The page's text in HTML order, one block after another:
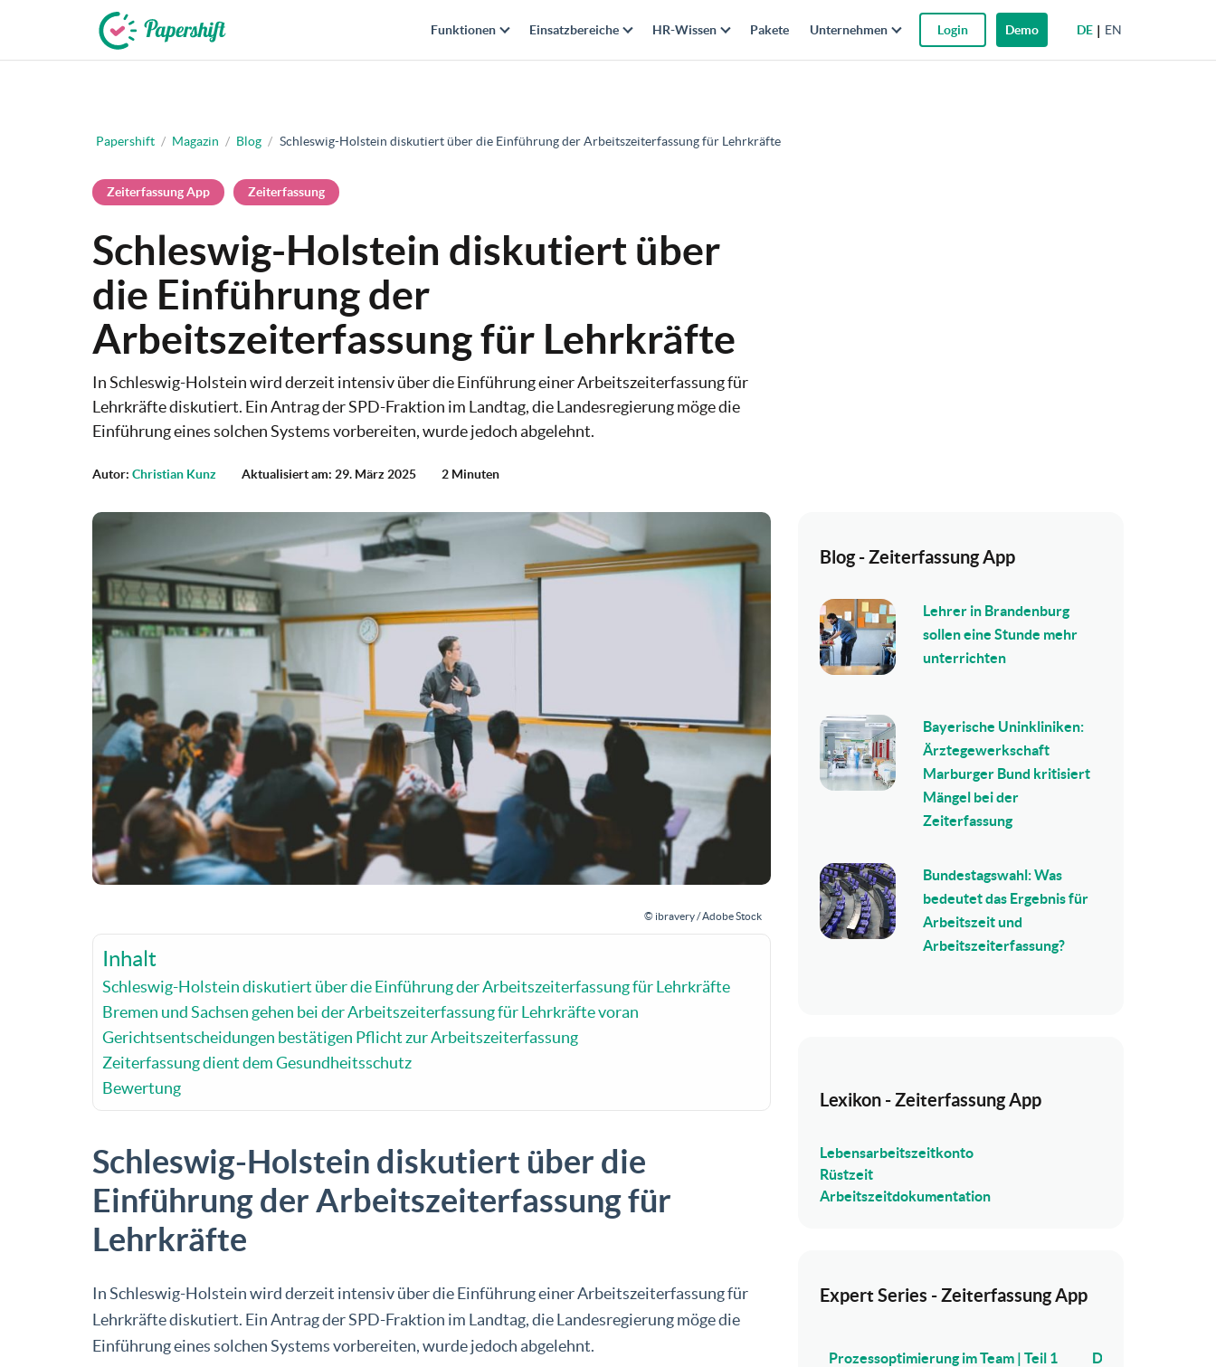
DE EN
Funktionen Einsatzbereiche HR-Wissen Pakete Unternehmen Login Demo
Papershift / Magazin / Blog / Schleswig-Holstein diskutiert über die Einführung der Arbeitszeiterfassung für Lehrkräfte
Zeiterfassung App Zeiterfassung
Schleswig-Holstein diskutiert über
die Einführung der
Arbeitszeiterfassung für Lehrkräfte
​In Schleswig-Holstein wird derzeit intensiv über die Einführung einer Arbeitszeiterfassung für
Lehrkräfte diskutiert. Ein Antrag der SPD-Fraktion im Landtag, die Landesregierung möge die
Einführung eines solchen Systems vorbereiten, wurde jedoch abgelehnt.
Autor: Christian Kunz Aktualisiert am: 29. März 2025 2 Minuten
© ibravery / Adobe Stock
Inhalt
Schleswig-Holstein diskutiert über die Einführung der Arbeitszeiterfassung für Lehrkräfte
Bremen und Sachsen gehen bei der Arbeitszeiterfassung für Lehrkräfte voran
Gerichtsentscheidungen bestätigen Pflicht zur Arbeitszeiterfassung
Zeiterfassung dient dem Gesundheitsschutz
Bewertung
Schleswig-Holstein diskutiert über die
Einführung der Arbeitszeiterfassung für
Lehrkräfte
​In Schleswig-Holstein wird derzeit intensiv über die Einführung einer Arbeitszeiterfassung für
Lehrkräfte diskutiert. Ein Antrag der SPD-Fraktion im Landtag, die Landesregierung möge die
Einführung eines solchen Systems vorbereiten, wurde jedoch abgelehnt.
Blog - Zeiterfassung App
Lehrer in Brandenburg
sollen eine Stunde mehr
unterrichten
Bayerische Uninkliniken:
Ärztegewerkschaft
Marburger Bund kritisiert
Mängel bei der
Zeiterfassung
Bundestagswahl: Was
bedeutet das Ergebnis für
Arbeitszeit und
Arbeitszeiterfassung?
Lexikon - Zeiterfassung App
Lebensarbeitszeitkonto
Rüstzeit
Arbeitszeitdokumentation
Expert Series - Zeiterfassung App
Prozessoptimierung im Team | Teil 1
Digitale HR-